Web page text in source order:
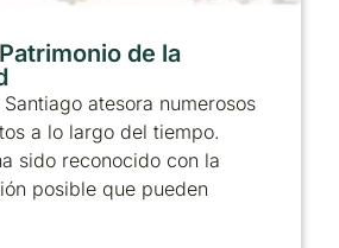
de la
atesora numerosos
a lo largo del tiempo.
sido reconocido con la
posible que pueden